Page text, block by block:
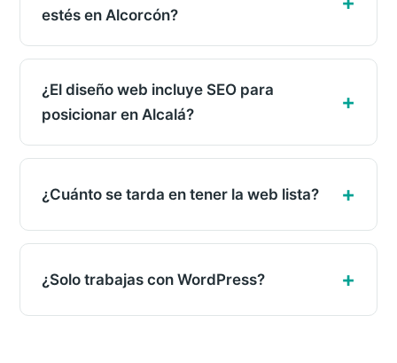
estés en Alcorcón?
¿El diseño web incluye SEO para
posicionar en Alcalá?
¿Cuánto se tarda en tener la web lista?
¿Solo trabajas con WordPress?